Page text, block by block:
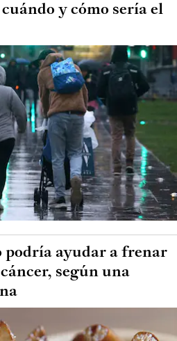
y cómo sería el
podría ayudar a frenar
según una